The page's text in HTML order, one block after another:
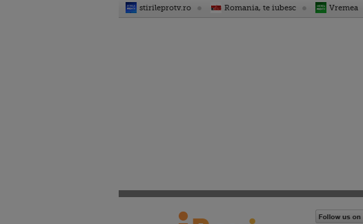
stirileprotv.ro Romania, te iubesc Vremea